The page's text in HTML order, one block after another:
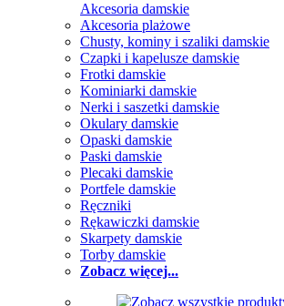
Akcesoria damskie
Akcesoria plażowe
Chusty, kominy i szaliki damskie
Czapki i kapelusze damskie
Frotki damskie
Kominiarki damskie
Nerki i saszetki damskie
Okulary damskie
Opaski damskie
Paski damskie
Plecaki damskie
Portfele damskie
Ręczniki
Rękawiczki damskie
Skarpety damskie
Torby damskie
Zobacz więcej...